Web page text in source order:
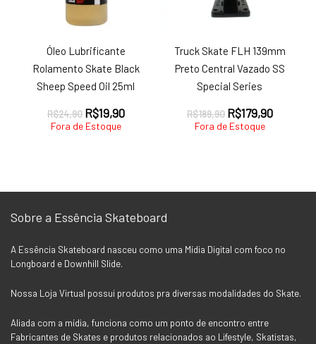
Óleo Lubrificante
Rolamento Skate Black
Sheep Speed Oil 25ml
R$24,90 O
preço
R$19,90O
Fora de Estoque
Truck Skate FLH 139mm
Preto Central Vazado SS
Special Series
R$189,90 O
preço
R$179,90O
Fora de Estoque
Sobre a Essência Skateboard
A Essência Skateboard nasceu como uma Mídia Digital com foco no
Longboard e Downhill Slide.
Nossa Loja Virtual possui produtos pra diversas modalidades do Skate.
Aliada com a mídia, funciona como um ponto de encontro entre
Fabricantes de Skates e produtos relacionados ao Lifestyle, Skatistas,